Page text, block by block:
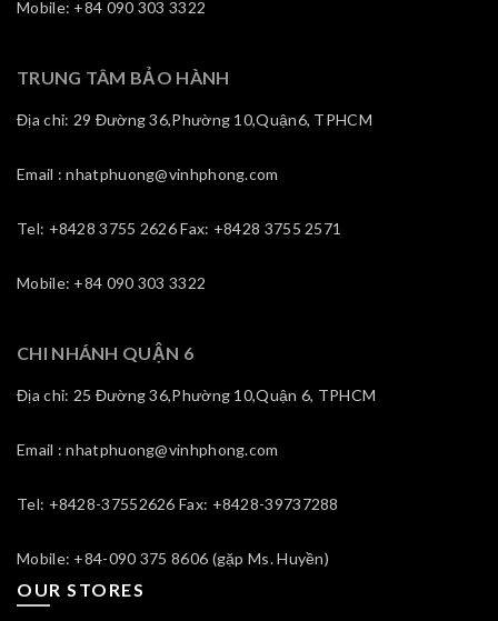
Mobile: +84 090 303 3322
TRUNG TÂM BẢO HÀNH
Địa chỉ: 29 Đường 36,Phường 10,Quận6, TPHCM
Email : nhatphuong@vinhphong.com
Tel: +8428 3755 2626 Fax: +8428 3755 2571
Mobile: +84 090 303 3322
CHI NHÁNH QUẬN 6
Địa chỉ: 25 Đường 36,Phường 10,Quận 6, TPHCM
Email : nhatphuong@vinhphong.com
Tel: +8428-37552626 Fax: +8428-39737288
Mobile: +84-090 375 8606 (gặp Ms. Huyền)
OUR STORES